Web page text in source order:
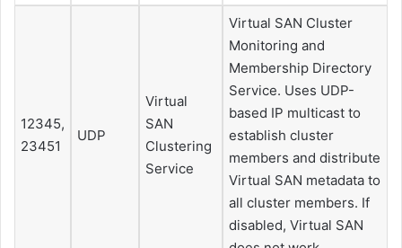
12345,
23451
UDP
Virtual
SAN
Clustering
Service
Virtual SAN Cluster
Monitoring and
Membership Directory
Service. Uses UDP-
based IP multicast to
establish cluster
members and distribute
Virtual SAN metadata to
all cluster members. If
disabled, Virtual SAN